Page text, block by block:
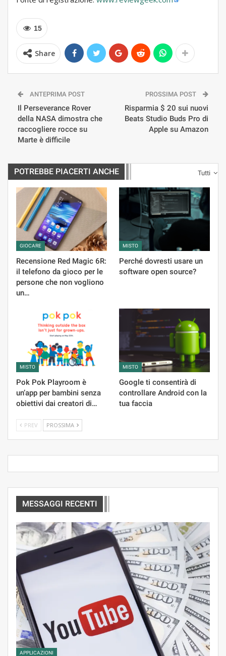
15
Share
ANTEPRIMA POST
Il Perseverance Rover
della NASA dimostra che
raccogliere rocce su
Marte è difficile
PROSSIMA POST
Risparmia $ 20 sui nuovi
Beats Studio Buds Pro di
Apple su Amazon
Tutti
POTREBBE PIACERTI ANCHE
GIOCARE
Recensione Red Magic 6R:
il telefono da gioco per le
persone che non vogliono
un…
MISTO
Perché dovresti usare un
software open source?
MISTO
Pok Pok Playroom è
un’app per bambini senza
obiettivi dai creatori di…
MISTO
Google ti consentirà di
controllare Android con la
tua faccia
PREV PROSSIMA
MESSAGGI RECENTI
APPLICAZIONI